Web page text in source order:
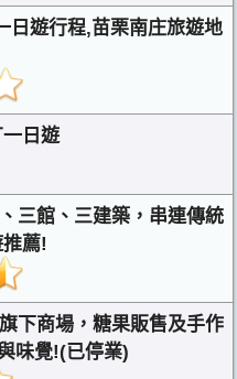
日遊行程,苗栗南庄旅遊地
日遊
三館、三建築，串連傳統
薦!
下商場，糖果販售及手作
味覺!(已停業)